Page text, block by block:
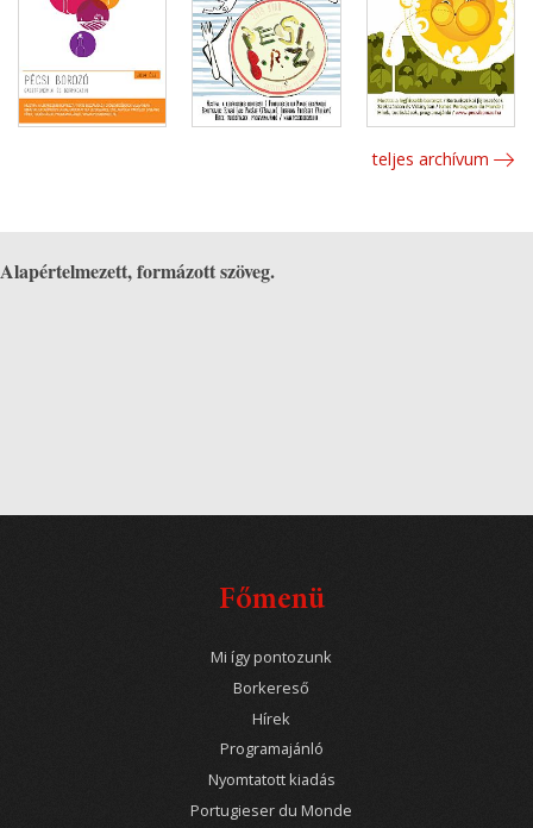
teljes archívum
Alapértelmezett, formázott szöveg.
Főmenü
Mi így pontozunk
Borkereső
Hírek
Programajánló
Nyomtatott kiadás
Portugieser du Monde